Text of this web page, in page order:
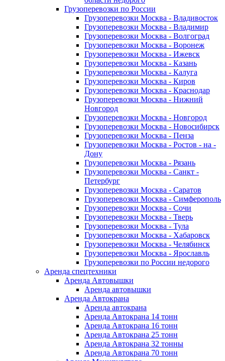
Грузоперевозки по России
Грузоперевозки Москва - Владивосток
Грузоперевозки Москва - Владимир
Грузоперевозки Москва - Волгоград
Грузоперевозки Москва - Воронеж
Грузоперевозки Москва - Ижевск
Грузоперевозки Москва - Казань
Грузоперевозки Москва - Калуга
Грузоперевозки Москва - Киров
Грузоперевозки Москва - Краснодар
Грузоперевозки Москва - Нижний
Новгород
Грузоперевозки Москва - Новгород
Грузоперевозки Москва - Новосибирск
Грузоперевозки Москва - Пенза
Грузоперевозки Москва - Ростов - на -
Дону
Грузоперевозки Москва - Рязань
Грузоперевозки Москва - Санкт -
Петербург
Грузоперевозки Москва - Саратов
Грузоперевозки Москва - Симферополь
Грузоперевозки Москва - Сочи
Грузоперевозки Москва - Тверь
Грузоперевозки Москва - Тула
Грузоперевозки Москва - Хабаровск
Грузоперевозки Москва - Челябинск
Грузоперевозки Москва - Ярославль
Грузоперевозки по России недорого
Аренда спецтехники
Аренда Автовышки
Аренда автовышки
Аренда Автокрана
Аренда автокрана
Аренда Автокрана 14 тонн
Аренда Автокрана 16 тонн
Аренда Автокрана 25 тонн
Аренда Автокрана 32 тонны
Аренда Автокрана 70 тонн